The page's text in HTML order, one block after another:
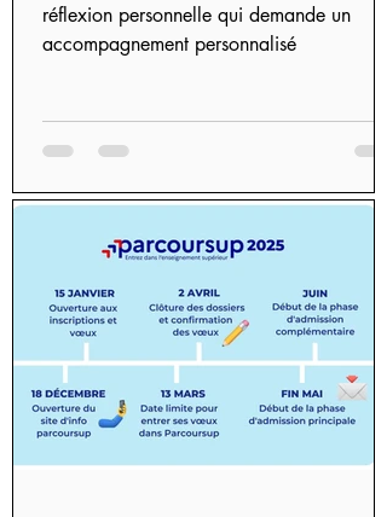
réflexion personnelle qui demande un
accompagnement personnalisé